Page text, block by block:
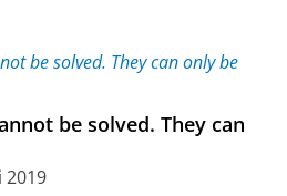
be solved. They can
2019